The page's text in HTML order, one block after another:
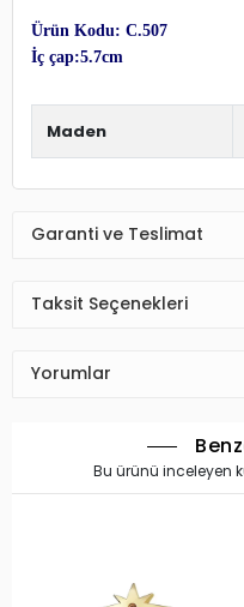
Ürün Kodu: C.507
İç çap:5.7cm
Maden
Garanti ve Teslimat
Taksit Seçenekleri
Yorumlar
Bu ürünü inceleyen